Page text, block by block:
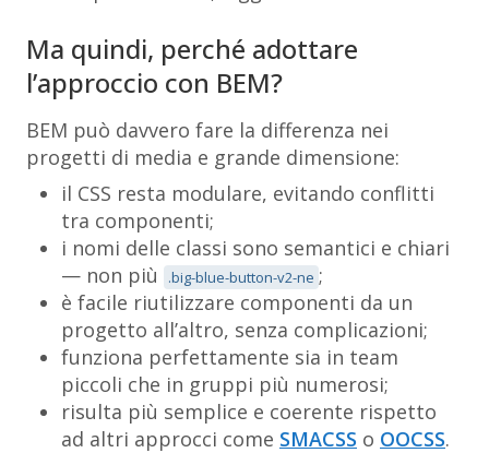
Ma quindi, perché adottare
l’approccio con BEM?
BEM può davvero fare la differenza nei
progetti di media e grande dimensione:
il CSS resta modulare, evitando conflitti
tra componenti;
i nomi delle classi sono semantici e chiari
— non più
.big-blue-button-v2-ne ;
è facile riutilizzare componenti da un
progetto all’altro, senza complicazioni;
funziona perfettamente sia in team
piccoli che in gruppi più numerosi;
risulta più semplice e coerente rispetto
ad altri approcci come SMACSS o OOCSS.